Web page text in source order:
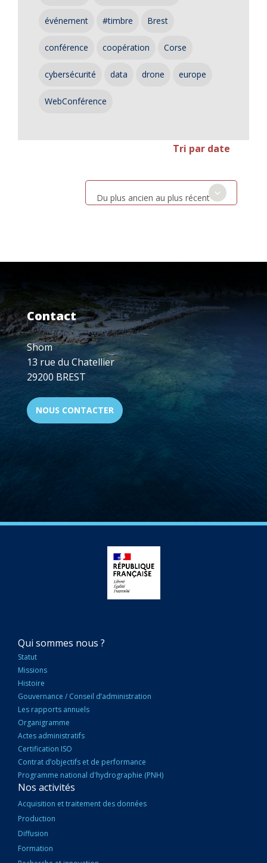
événement #timbre Brest
conférence coopération Corse
cybersécurité data drone europe
WebConférence
Tri par date
Du plus ancien au plus récent
Contact
Shom
13 rue du Chatellier
29200 BREST
NOUS CONTACTER
NAVIGATION
PRINCIPALE
Qui sommes nous ?
Statut
Missions
Histoire
Gouvernance / Conseil d’administration
Les rapports annuels
Organigramme
Actes administratifs
Certification ISO
Contrat d’objectifs et de performance
Programme national d'hydrographie (PNH)
Nos activités
Acquisition et traitement des données
Production
Diffusion
Formation